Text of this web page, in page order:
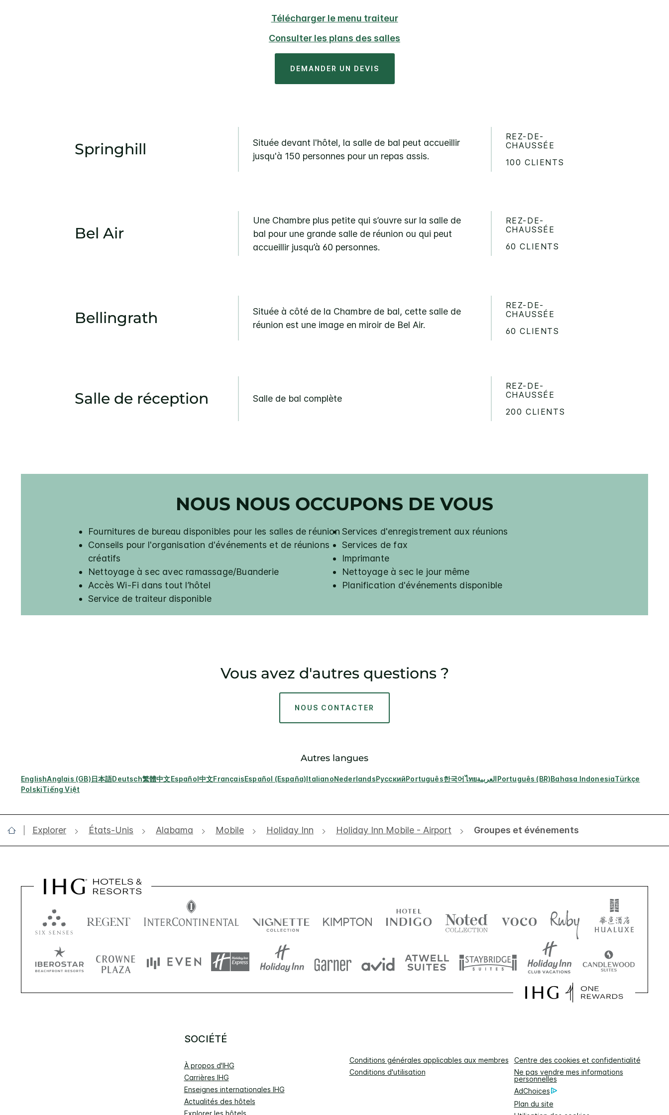
Télécharger le menu traiteur
Consulter les plans des salles
DEMANDER UN DEVIS
Springhill
Située devant l'hôtel, la salle de bal peut accueillir
jusqu'à 150 personnes pour un repas assis.
REZ-DE-
CHAUSSÉE
100 CLIENTS
Bel Air
Une Chambre plus petite qui s’ouvre sur la salle de
bal pour une grande salle de réunion ou qui peut
accueillir jusqu’à 60 personnes.
REZ-DE-
CHAUSSÉE
60 CLIENTS
Bellingrath
Située à côté de la Chambre de bal, cette salle de
réunion est une image en miroir de Bel Air.
REZ-DE-
CHAUSSÉE
60 CLIENTS
Salle de réception Salle de bal complète
REZ-DE-
CHAUSSÉE
200 CLIENTS
NOUS NOUS OCCUPONS DE VOUS
Fournitures de bureau disponibles pour les salles de réunion Services d'enregistrement aux réunions
Conseils pour l'organisation d'événements et de réunions
créatifs
Services de fax
Imprimante
Nettoyage à sec avec ramassage/Buanderie
Nettoyage à sec le jour même
Accès Wi-Fi dans tout l’hôtel
Planification d'événements disponible
Service de traiteur disponible
Vous avez d'autres questions ?
NOUS CONTACTER
Autres langues
EnglishAnglais (GB)日本語Deutsch繁體中文Español中文FrançaisEspañol (España)ItalianoNederlandsРусскийPortuguês한국어ไทยالعربيةPortuguês (BR)Bahasa IndonesiaTürkçe
PolskiTiếng Việt
Explorer États-Unis Alabama Mobile Holiday Inn Holiday Inn Mobile - Airport Groupes et événements
SOCIÉTÉ
À propos d'IHG
Carrières IHG
Enseignes internationales IHG
Actualités des hôtels
Explorer les hôtels
Conditions générales applicables aux membres
Conditions d'utilisation
Centre des cookies et confidentialité
Ne pas vendre mes informations
personnelles
AdChoices
Plan du site